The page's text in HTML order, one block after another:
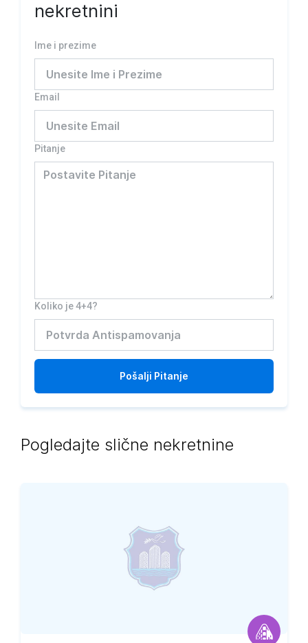
nekretnini
Ime i prezime
Email
Pitanje
Koliko je 4+4?
Pošalji Pitanje
Pogledajte slične nekretnine